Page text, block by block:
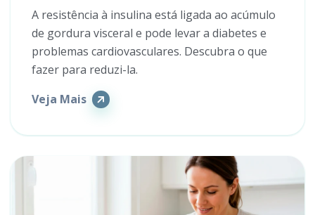
A resistência à insulina está ligada ao acúmulo
de gordura visceral e pode levar a diabetes e
problemas cardiovasculares. Descubra o que
fazer para reduzi-la.
Veja Mais